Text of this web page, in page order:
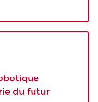
du futur